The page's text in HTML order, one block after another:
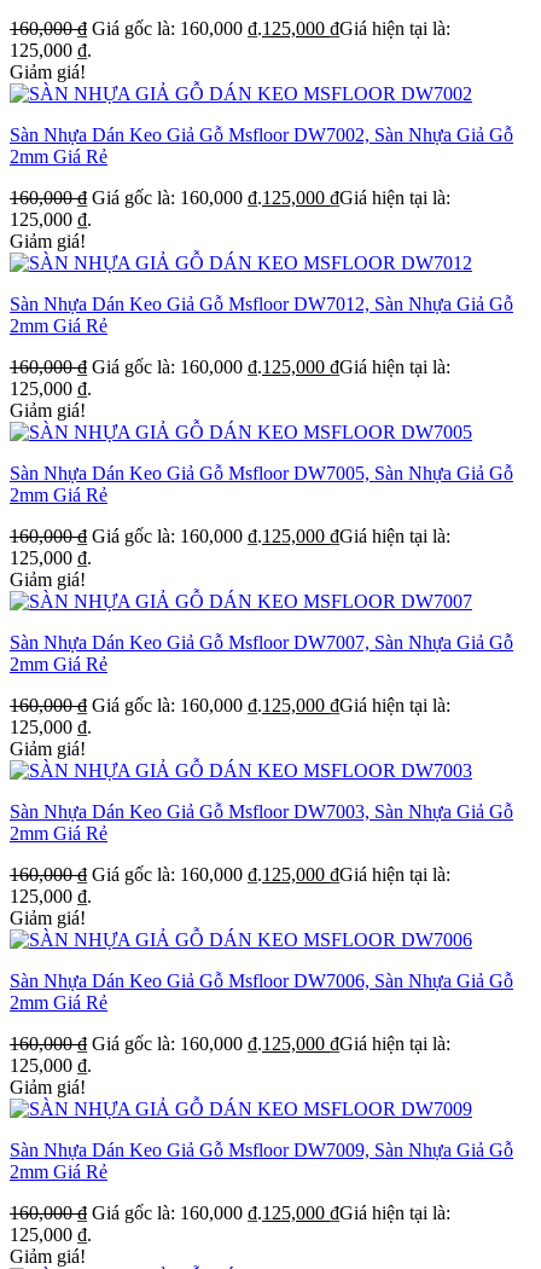
160,000₫ Giá gốc là: 160,000 ₫.125,000 ₫Giá hiện tại là:
125,000 ₫.
Giảm giá!
Sàn Nhựa Dán Keo Giả Gỗ Msfloor DW7002, Sàn Nhựa Giả Gỗ
2mm Giá Rẻ
160,000₫ Giá gốc là: 160,000 ₫.125,000 ₫Giá hiện tại là:
125,000 ₫.
Giảm giá!
Sàn Nhựa Dán Keo Giả Gỗ Msfloor DW7012, Sàn Nhựa Giả Gỗ
2mm Giá Rẻ
160,000₫ Giá gốc là: 160,000 ₫.125,000 ₫Giá hiện tại là:
125,000 ₫.
Giảm giá!
Sàn Nhựa Dán Keo Giả Gỗ Msfloor DW7005, Sàn Nhựa Giả Gỗ
2mm Giá Rẻ
160,000₫ Giá gốc là: 160,000 ₫.125,000 ₫Giá hiện tại là:
125,000 ₫.
Giảm giá!
Sàn Nhựa Dán Keo Giả Gỗ Msfloor DW7007, Sàn Nhựa Giả Gỗ
2mm Giá Rẻ
160,000₫ Giá gốc là: 160,000 ₫.125,000 ₫Giá hiện tại là:
125,000 ₫.
Giảm giá!
Sàn Nhựa Dán Keo Giả Gỗ Msfloor DW7003, Sàn Nhựa Giả Gỗ
2mm Giá Rẻ
160,000₫ Giá gốc là: 160,000 ₫.125,000 ₫Giá hiện tại là:
125,000 ₫.
Giảm giá!
Sàn Nhựa Dán Keo Giả Gỗ Msfloor DW7006, Sàn Nhựa Giả Gỗ
2mm Giá Rẻ
160,000₫ Giá gốc là: 160,000 ₫.125,000 ₫Giá hiện tại là:
125,000 ₫.
Giảm giá!
Sàn Nhựa Dán Keo Giả Gỗ Msfloor DW7009, Sàn Nhựa Giả Gỗ
2mm Giá Rẻ
160,000₫ Giá gốc là: 160,000 ₫.125,000 ₫Giá hiện tại là:
125,000 ₫.
Giảm giá!